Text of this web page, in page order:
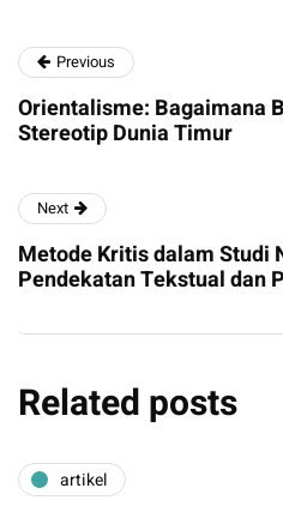
Previous
Orientalisme: Bagaimana
Stereotip Dunia Timur
Next
Metode Kritis dalam Studi
Pendekatan Tekstual dan
Related posts
artikel